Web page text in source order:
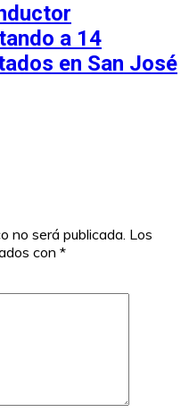
a 14
en San José
no será publicada. Los
con *